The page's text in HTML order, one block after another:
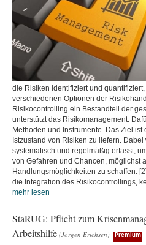
die Risiken identifiziert und
verschiedenen Optionen der
Risikocontrolling ein Bestandteil der
unterstützt das Risikomanagement.
Methoden und Instrumente. Das Ziel
Istzustand von Risiken zu liefern.
systematisch und regelmäßig erfasst,
von Gefahren und Chancen, möglichst
Handlungsmöglichkeiten zu schaffen.
die Integration des Risikocontrollings,
mehr lesen
StaRUG: Pflicht zum
Arbeitshilfe (Jörgen Erichsen) Premium